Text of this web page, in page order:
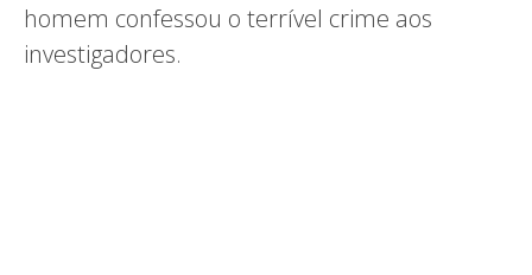
homem confessou o terrível crime aos
investigadores.